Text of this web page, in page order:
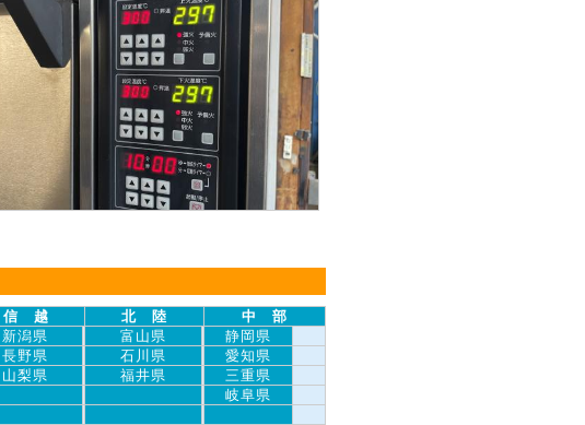
信 越 北 陸
中 部
新潟県 富山県
静岡県
長野県 石川県
愛知県
山梨県 福井県
三重県
岐阜県